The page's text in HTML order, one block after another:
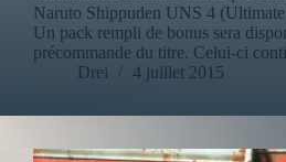
Naruto Shippuden UNS 4
Un pack rempli de bonus sera
précommande du titre. Celui-ci
Drei
4 juillet 2015